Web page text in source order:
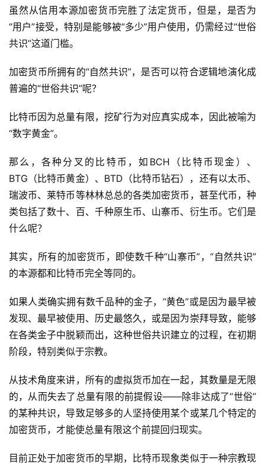
虽然从信用本源加密货币完胜了法定货币，但是，是否为
“用户”接受，特别是能够被“多少”用户使用，仍需经过“世俗
共识”这道门槛。
加密货币所拥有的“自然共识”，是否可以符合逻辑地演化成
普遍的“世俗共识”呢？
比特币因为总量有限，挖矿行为对应真实成本，因此被喻为
“数字黄金”。
那么，各种分叉的比特币，如BCH（比特币现金）、
BTG（比特币黄金）、BTD（比特币钻石），还有以太币、
瑞波币、莱特币等林林总总的各类加密货币，甚至代币，种
类包括了数十、百、千种原生币、山寨币、衍生币。它们是
什么呢？
其实，所有的加密货币，即使数千种“山寨币”，“自然共识”
的本源都和比特币完全等同的。
如果人类确实拥有数千品种的金子，“黄色”或是因为最早被
发现、最早被使用、历史最悠久，或是因为崇拜导致，能够
在各类金子中脱颖而出，这种世俗共识建立的过程，在初期
阶段，特别类似于宗教。
从技术角度来讲，所有的虚拟货币加在一起，其数量是无限
的，从而失去了总量有限的前提假设——除非达成了“世俗”
的某种共识，导致足够多的人坚持使用某个或某几个特定的
加密货币，才能使总量有限这个前提回归现实。
目前正处于加密货币的早期，比特币现象类似于一种宗教现